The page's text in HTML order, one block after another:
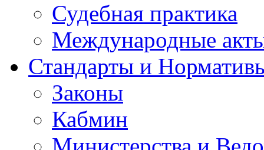
Судебная практика
Международные
Стандарты и
Законы
Кабмин